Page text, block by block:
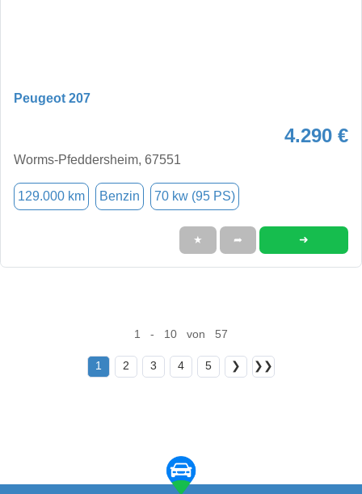
Peugeot 207
4.290 €
Worms-Pfeddersheim, 67551
129.000 km Benzin 70 kw (95 PS)
★ ➦ ➜
1 - 10 von 57
1 2 3 4 5 ❯ ❯❯